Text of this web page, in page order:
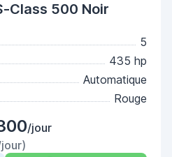
Class 500 Noir
5
435 hp
Automatique
Rouge
/jour